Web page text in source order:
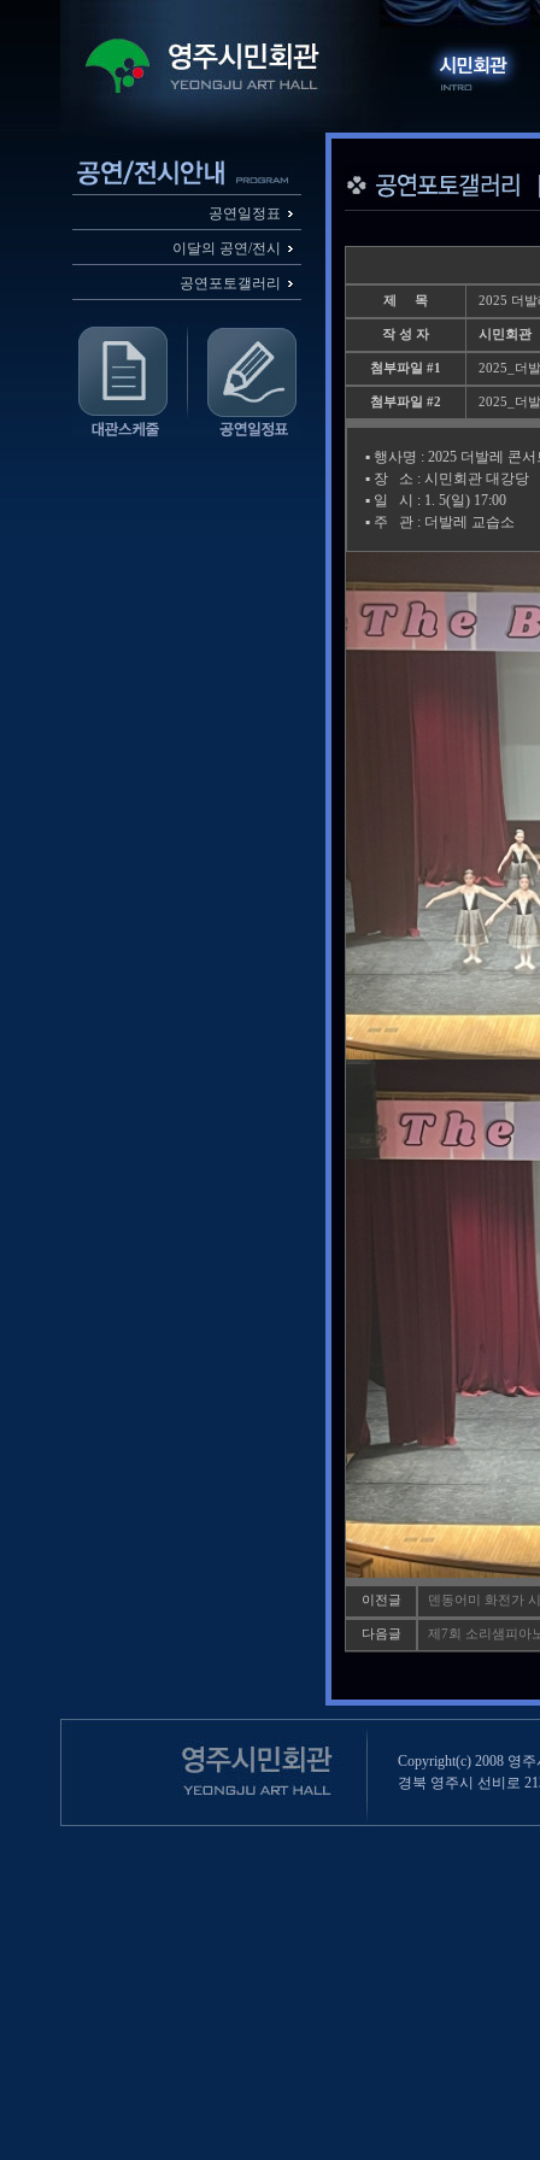
공연일정표
이달의 공연/전시
공연포토갤러리
제 목 2025 더
작 성 자 시민회관
첨부파일 #1 2025_더
첨부파일 #2 2025_더
▪️ 행사명 : 2025 더발레 콘서
▪️ 장 소 : 시민회관 대강당
▪️ 일 시 : 1. 5(일) 17:00
▪️ 주 관 : 더발레 교습소
이전글 덴동어미 화전가
다음글 제7회 소리샘피아
Copyright(c) 2008 영
경북 영주시 선비로